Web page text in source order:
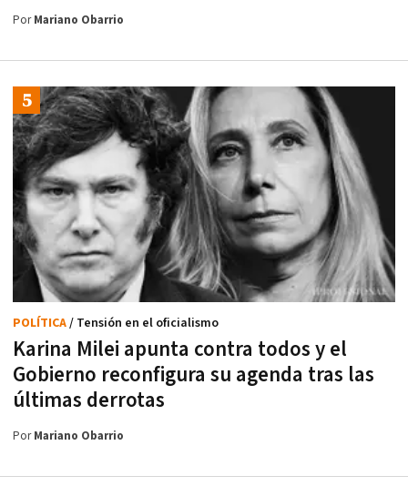
PorMariano Obarrio
Karina Milei apunta contra todos y el
Gobierno reconfigura su agenda tras las
últimas derrotas
POLÍTICA/ Tensión en el oficialismo
PorMariano Obarrio